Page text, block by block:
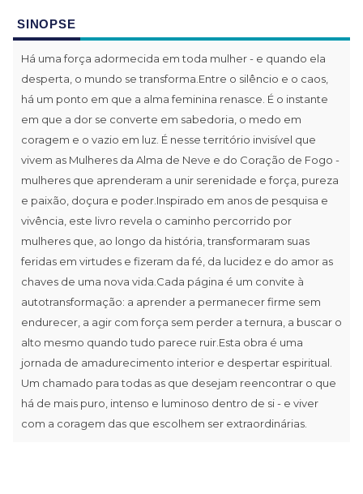
SINOPSE
Há uma força adormecida em toda mulher - e quando ela
desperta, o mundo se transforma.Entre o silêncio e o caos,
há um ponto em que a alma feminina renasce. É o instante
em que a dor se converte em sabedoria, o medo em
coragem e o vazio em luz. É nesse território invisível que
vivem as Mulheres da Alma de Neve e do Coração de Fogo -
mulheres que aprenderam a unir serenidade e força, pureza
e paixão, doçura e poder.Inspirado em anos de pesquisa e
vivência, este livro revela o caminho percorrido por
mulheres que, ao longo da história, transformaram suas
feridas em virtudes e fizeram da fé, da lucidez e do amor as
chaves de uma nova vida.Cada página é um convite à
autotransformação: a aprender a permanecer firme sem
endurecer, a agir com força sem perder a ternura, a buscar o
alto mesmo quando tudo parece ruir.Esta obra é uma
jornada de amadurecimento interior e despertar espiritual.
Um chamado para todas as que desejam reencontrar o que
há de mais puro, intenso e luminoso dentro de si - e viver
com a coragem das que escolhem ser extraordinárias.